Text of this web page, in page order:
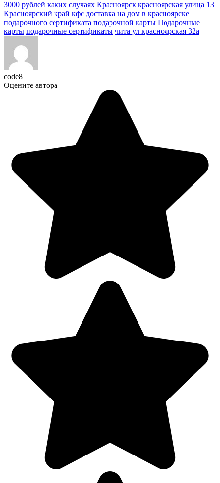
3000 рублей каких случаях Красноярск красноярская улица 13
Красноярский край кфс доставка на дом в красноярске
подарочного сертификата подарочной карты Подарочные
карты подарочные сертификаты чита ул красноярская 32а
code8
Оцените автора